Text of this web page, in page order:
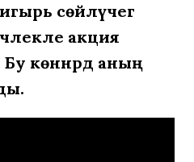
сөйләүчегә
акция
көннәрдә аның